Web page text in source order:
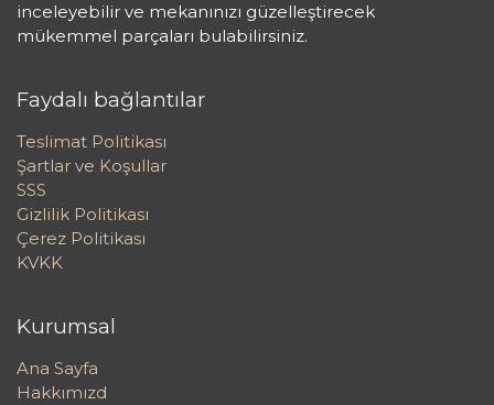
inceleyebilir ve mekanınızı güzelleştirecek
mükemmel parçaları bulabilirsiniz.
Faydalı bağlantılar
Teslimat Politikası
Şartlar ve Koşullar
SSS
Gizlilik Politikası
Çerez Politikası
KVKK
Kurumsal
Ana Sayfa
Hakkımızd